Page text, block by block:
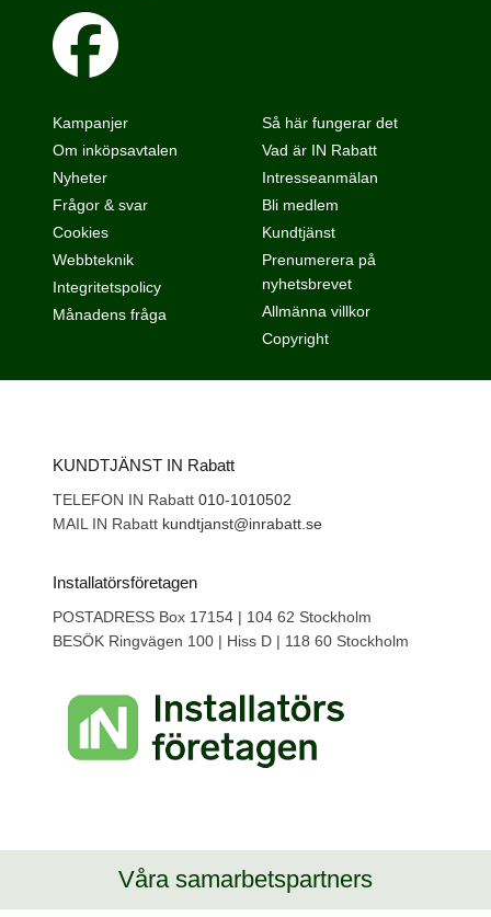
Kampanjer
Om inköpsavtalen
Nyheter
Frågor & svar
Så här fungerar det
Vad är IN Rabatt
Intresseanmälan
Bli medlem
Cookies
Webbteknik
Integritetspolicy
Månadens fråga
Kundtjänst
Prenumerera på
nyhetsbrevet
Allmänna villkor
Copyright
KUNDTJÄNST IN Rabatt
TELEFON IN Rabatt 010-1010502
MAIL IN Rabatt kundtjanst@inrabatt.se
Installatörsföretagen
POSTADRESS Box 17154 | 104 62 Stockholm
BESÖK Ringvägen 100 | Hiss D | 118 60 Stockholm
Våra samarbetspartners